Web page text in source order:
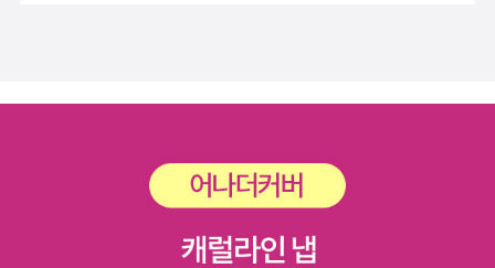
치는 상관관계를 연구했다. 트라우마 경험자를 대상으로 단순히 설문
조사를 하면 기억과 느낌에 따라 나타내는 반응이 부정확하므로 좀더
객관적인 연구 결과를 도출하고자 한 것이다. 가령 어린 시절 겪는 트